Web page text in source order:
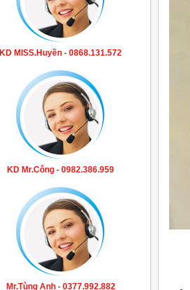
KD MISS.Huyền - 0868.131.572
KD Mr.Công - 0982.386.959
Mr.Tùng Anh - 0377.992.882